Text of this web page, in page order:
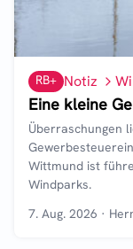
RB+ Notiz
Eine kleine
Überraschungen
Wittmund ist
Windparks.
7. Aug. 2026 ·